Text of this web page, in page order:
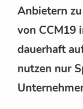
Anbietern
von CCM19
dauerhaft
nutzen nur